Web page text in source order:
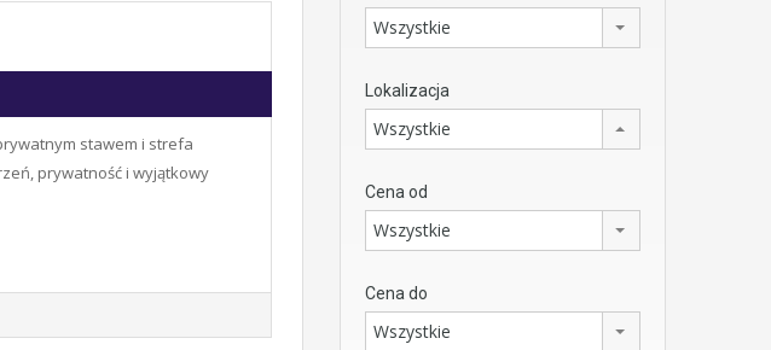
stawem i strefa
prywatność i wyjątkowy
Wszystkie
Lokalizacja
Wszystkie
Cena od
Wszystkie
Cena do
Wszystkie